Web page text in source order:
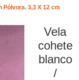
Pólvora. 3,3 X 12 cm
Vela
cohete
blanco
/